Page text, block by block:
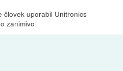
človek uporabil Unitronics
zanimivo